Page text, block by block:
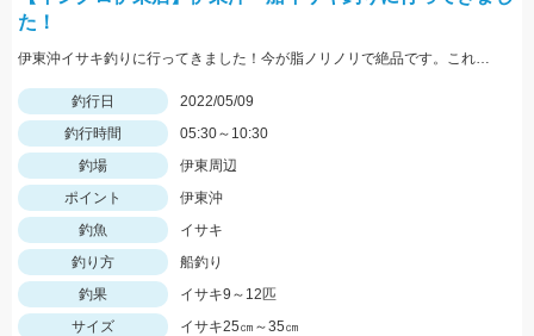
た！
伊東沖イサキ釣りに行ってきました！今が脂ノリノリで絶品です。これからジャンボサイズイサキが多くなりますのでおすすめです！
釣行日
2022/05/09
釣行時間
05:30～10:30
釣場
伊東周辺
ポイント
伊東沖
釣魚
イサキ
釣り方
船釣り
釣果
イサキ9～12匹
サイズ
イサキ25㎝～35㎝